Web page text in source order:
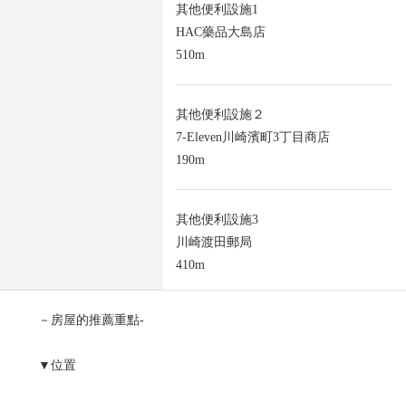
其他便利設施1
HAC藥品大島店
510m
其他便利設施２
7-Eleven川崎濱町3丁目商店
190m
其他便利設施3
川崎渡田郵局
410m
－房屋的推薦重點-
▼位置